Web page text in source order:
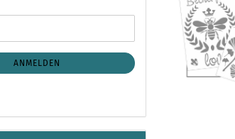
ANMELDEN